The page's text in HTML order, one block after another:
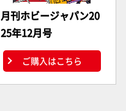
月刊ホビージャパン20
25年12月号
ご購入はこちら